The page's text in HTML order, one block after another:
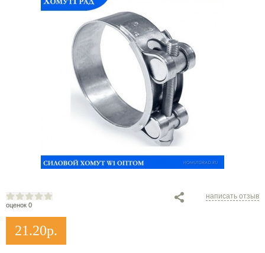
оценок 0
написать отзыв
21.20р.